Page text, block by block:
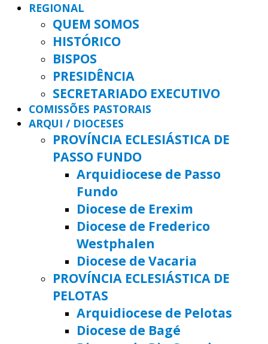
REGIONAL
QUEM SOMOS
HISTÓRICO
BISPOS
PRESIDÊNCIA
SECRETARIADO EXECUTIVO
COMISSÕES PASTORAIS
ARQUI / DIOCESES
PROVÍNCIA ECLESIÁSTICA DE
PASSO FUNDO
Arquidiocese de Passo
Fundo
Diocese de Erexim
Diocese de Frederico
Westphalen
Diocese de Vacaria
PROVÍNCIA ECLESIÁSTICA DE
PELOTAS
Arquidiocese de Pelotas
Diocese de Bagé